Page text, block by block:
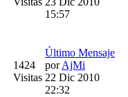
15:57
1424
Visitas
Último Mensaje
porAjMi
22 Dic 2010
22:32